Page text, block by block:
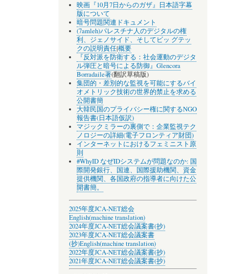
映画『10月7日からのガザ』日本語字幕
版について
暗号問題関連ドキュメント
(7amleh)パレスチナ人のデジタルの権
利、ジェノサイド、そしてビッ グテッ
クの説明責任|概要
『反対派を防衛する：社会運動のデジタ
ル弾圧と暗号による防御』Glencora
Borradaile著(翻訳草稿版)
集団的・差別的な監視を可能にするバイ
オメトリック技術の世界的禁止を求める
公開書簡
大韓民国のプライバシー権に関するNGO
報告書(日本語仮訳)
マジックミラーの裏側で：企業監視テク
ノロジーの詳細(電子フロンティア財団)
インターネットにおけるフェミニスト原
則
#WhyID なぜIDシステムが問題なのか: 国
際開発銀行、国連、国際援助機関、資金
提供機関、各国政府の指導者に向けた公
開書簡。
2025年度JCA-NET総会
English(machine translation)
2024年度JCA-NET総会議案書(抄)
2023年度JCA-NET総会議案書
(抄)English(machine translation)
2022年度JCA-NET総会議案書(抄)
2021年度JCA-NET総会議案書(抄)